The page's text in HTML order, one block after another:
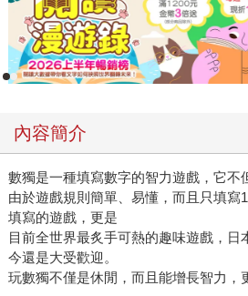
內容簡介
數獨是一種填寫數字的智力遊戲，它不
由於遊戲規則簡單、易懂，而且只填寫
填寫的遊戲，更是
目前全世界最炙手可熱的趣味遊戲，日
今還是大受歡迎。
玩數獨不僅是休閒，而且能增長智力，